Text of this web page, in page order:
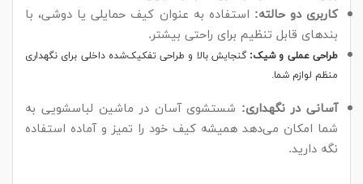
کاربری دو حالته:استفاده به عنوان کیف حمایلی یا دوشی، با
بندهای قابل تنظیم برای راحتی بیشتر.
طراحی عملی و شیک:گنجایش بالا و طراحی تفکیک‌شده داخلی برای نگهداری
منظم لوازم شما.
آسانی در نگهداری:شستشوی آسان در ماشین لباسشویی به
شما امکان می‌دهد همیشه کیف خود را تمیز و آماده استفاده
نگه دارید.